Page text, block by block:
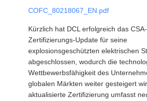
COFC_80218067_EN.pdf
Kürzlich hat DCL erfolgreich das CSA-
Zertifizierungs-Update für seine
explosionsgeschützten elektrischen
abgeschlossen, wodurch die
Wettbewerbsfähigkeit des
globalen Märkten weiter gesteigert
aktualisierte Zertifizierung umfasst